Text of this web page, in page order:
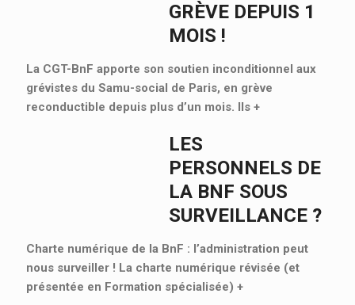
GRÈVE DEPUIS 1
MOIS !
La CGT-BnF apporte son soutien inconditionnel aux
grévistes du Samu-social de Paris, en grève
reconductible depuis plus d’un mois. Ils +
LES
PERSONNELS DE
LA BNF SOUS
SURVEILLANCE ?
Charte numérique de la BnF : l’administration peut
nous surveiller ! La charte numérique révisée (et
présentée en Formation spécialisée) +